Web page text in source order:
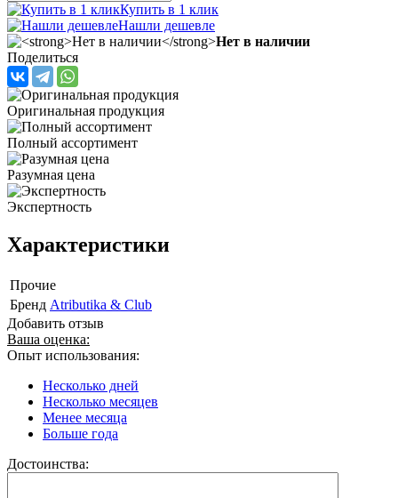
Купить в 1 клик
Нашли дешевле
Нет в наличии
Поделиться
Оригинальная продукция
Полный ассортимент
Разумная цена
Экспертность
Характеристики
Прочие
Бренд Atributika & Club
Добавить отзыв
Ваша оценка:
Опыт использования:
Несколько дней
Несколько месяцев
Менее месяца
Больше года
Достоинства: